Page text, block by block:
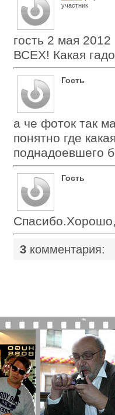
участник
гость 2 мая
ВСЕХ! Какая
Гость
а че фоток так
понятно где
поднадоевшего
Гость
3 комментария: